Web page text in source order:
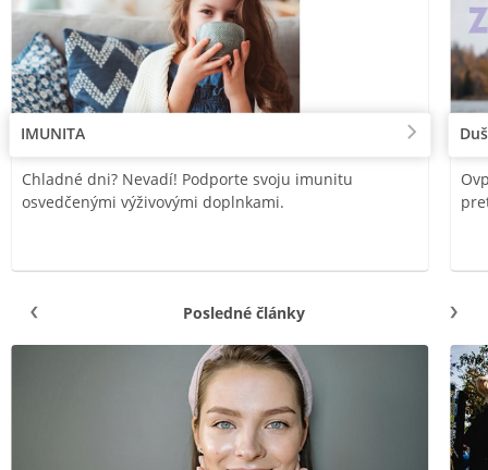
IMUNITA
Chladné dni? Nevadí! Podporte svoju imunitu
osvedčenými výživovými doplnkami.
Posledné články